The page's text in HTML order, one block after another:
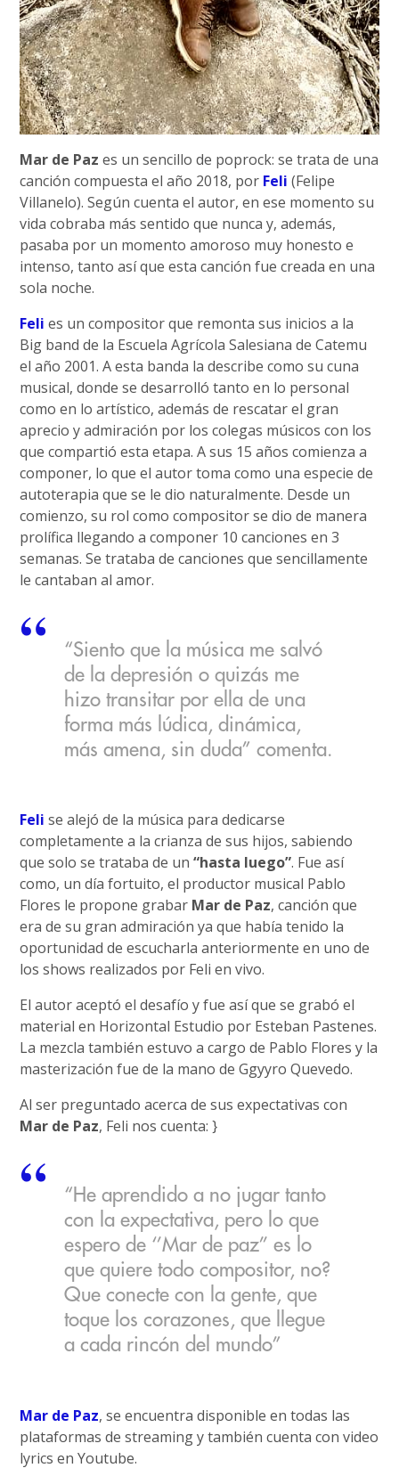
Mar de Paz es un sencillo de poprock: se trata de una
canción compuesta el año 2018, por Feli (Felipe
Villanelo). Según cuenta el autor, en ese momento su
vida cobraba más sentido que nunca y, además,
pasaba por un momento amoroso muy honesto e
intenso, tanto así que esta canción fue creada en una
sola noche.
Feli es un compositor que remonta sus inicios a la
Big band de la Escuela Agrícola Salesiana de Catemu
el año 2001. A esta banda la describe como su cuna
musical, donde se desarrolló tanto en lo personal
como en lo artístico, además de rescatar el gran
aprecio y admiración por los colegas músicos con los
que compartió esta etapa. A sus 15 años comienza a
componer, lo que el autor toma como una especie de
autoterapia que se le dio naturalmente. Desde un
comienzo, su rol como compositor se dio de manera
prolífica llegando a componer 10 canciones en 3
semanas. Se trataba de canciones que sencillamente
le cantaban al amor.
“Siento que la música me salvó
de la depresión o quizás me
hizo transitar por ella de una
forma más lúdica, dinámica,
más amena, sin duda” comenta.
Feli se alejó de la música para dedicarse
completamente a la crianza de sus hijos, sabiendo
que solo se trataba de un“hasta luego”. Fue así
como, un día fortuito, el productor musical Pablo
Flores le propone grabar Mar de Paz, canción que
era de su gran admiración ya que había tenido la
oportunidad de escucharla anteriormente en uno de
los shows realizados por Feli en vivo.
El autor aceptó el desafío y fue así que se grabó el
material en Horizontal Estudio por Esteban Pastenes.
La mezcla también estuvo a cargo de Pablo Flores y la
masterización fue de la mano de Ggyyro Quevedo.
Al ser preguntado acerca de sus expectativas con
Mar de Paz, Feli nos cuenta: }
“He aprendido a no jugar tanto
con la expectativa, pero lo que
espero de ‘’Mar de paz’’ es lo
que quiere todo compositor, no?
Que conecte con la gente, que
toque los corazones, que llegue
a cada rincón del mundo”
Mar de Paz, se encuentra disponible en todas las
plataformas de streaming y también cuenta con video
lyrics en Youtube.